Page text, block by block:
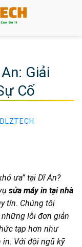
Giải
Cố
DLZTECH
ưa” tại Dĩ An?
sửa máy in tại nhà
tín. Chúng tôi
lỗi đơn giản
tạp hơn như
in. Với đội ngũ kỹ